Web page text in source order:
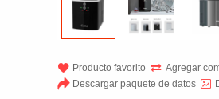
 Producto favorito  Agregar
 Descargar paquete de datos 